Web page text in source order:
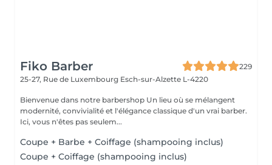
Fiko Barber
229
25-27, Rue de Luxembourg Esch-sur-Alzette L-4220
Bienvenue dans notre barbershop Un lieu où se mélangent
modernité, convivialité et l'élégance classique d'un vrai barber.
Ici, vous n'êtes pas seulem...
Coupe + Barbe + Coiffage (shampooing inclus)
Coupe + Coiffage (shampooing inclus)